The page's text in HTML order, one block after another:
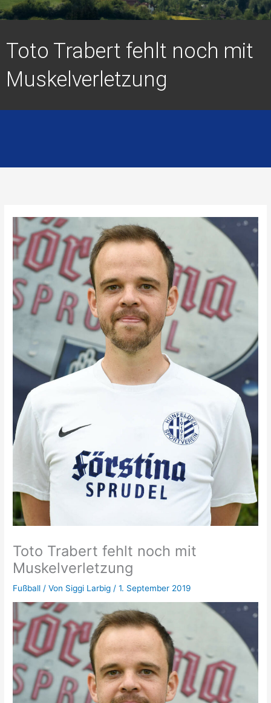
Toto Trabert fehlt noch mit
Muskelverletzung
Toto Trabert fehlt noch mit
Muskelverletzung
Fußball / Von Siggi Larbig /1. September 2019